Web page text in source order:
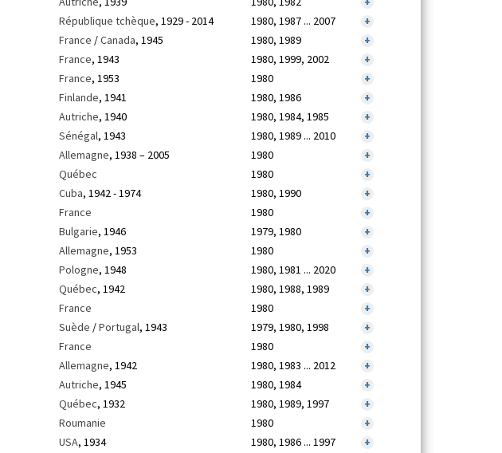
République tchèque, 1929 - 2014 1980, 1987 ... 2007
+
France /Canada, 1945 1980, 1989
+
France, 1943 1980, 1999, 2002
+
France, 1953 1980
+
Finlande, 1941 1980, 1986
+
Autriche, 1940 1980, 1984, 1985
+
Sénégal, 1943 1980, 1989 ... 2010
+
Allemagne, 1938 – 2005 1980
+
Québec 1980
+
Cuba, 1942 - 1974 1980, 1990
+
France 1980
+
Bulgarie, 1946 1979, 1980
+
Allemagne, 1953 1980
+
Pologne, 1948 1980, 1981 ... 2020
+
Québec, 1942 1980, 1988, 1989
+
France 1980
+
Suède /Portugal, 1943 1979, 1980, 1998
+
France 1980
+
Allemagne, 1942 1980, 1983 ... 2012
+
Autriche, 1945 1980, 1984
+
Québec, 1932 1980, 1989, 1997
+
Roumanie 1980
+
USA, 1934 1980, 1986 ... 1997
+